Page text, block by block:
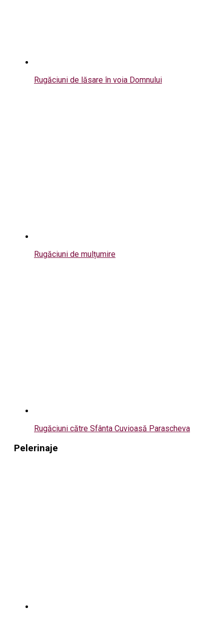
Rugăciuni de lăsare în voia Domnului
Rugăciuni de mulțumire
Rugăciuni către Sfânta Cuvioasă Parascheva
Pelerinaje